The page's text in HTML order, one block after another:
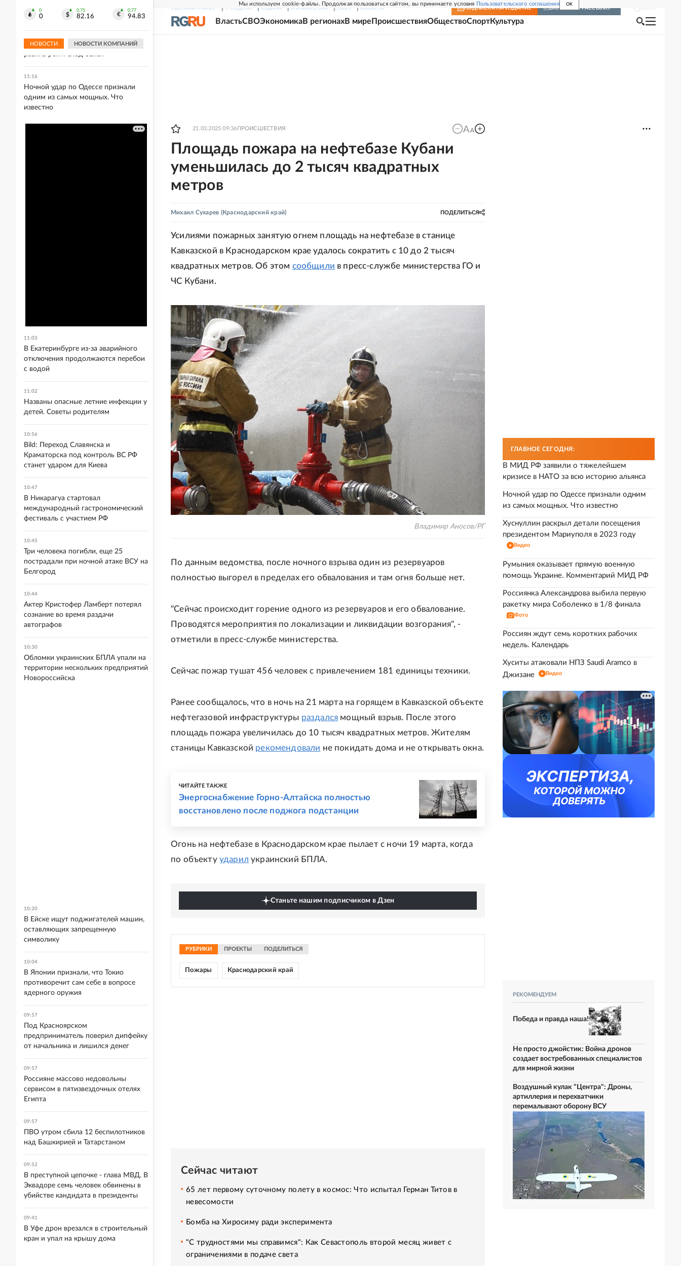
Мы используем cookie-файлы. Продолжая пользоваться сайтом, вы принимаете условия Пользовательского соглашения OK
СВЕЖИЙ НОМЕР РГ-НЕДЕЛЯ РОДИНА ПРИЛОЖЕНИЯ СОЮЗ НОВОСТИ ПОДПИСКА НА ИЗДАНИЕ ВКЛЮЧИТЬ РАССЫЛКУ
ВластьСВОЭкономикаВ регионахВ мире ПроисшествияОбществоСпортКультура
21.03.2025 09:36 ПРОИСШЕСТВИЯ
Площадь пожара на нефтебазе Кубани
уменьшилась до 2 тысяч квадратных
метров
Михаил Сухарев (Краснодарский край) ПОДЕЛИТЬСЯ
Усилиями пожарных занятую огнем площадь на нефтебазе в станице
Кавказской в Краснодарском крае удалось сократить с 10 до 2 тысяч
квадратных метров. Об этом сообщили в пресс-службе министерства ГО и
ЧС Кубани.
Владимир Аносов/РГ
По данным ведомства, после ночного взрыва один из резервуаров
полностью выгорел в пределах его обвалования и там огня больше нет.
"Сейчас происходит горение одного из резервуаров и его обвалование.
Проводятся мероприятия по локализации и ликвидации возгорания", -
отметили в пресс-службе министерства.
Сейчас пожар тушат 456 человек с привлечением 181 единицы техники.
Ранее сообщалось, что в ночь на 21 марта на горящем в Кавказской объекте
нефтегазовой инфраструктуры раздался мощный взрыв. После этого
площадь пожара увеличилась до 10 тысяч квадратных метров. Жителям
станицы Кавказской рекомендовали не покидать дома и не открывать окна.
ЧИТАЙТЕ ТАКЖЕ
Энергоснабжение Горно-Алтайска полностью
восстановлено после поджога подстанции
Огонь на нефтебазе в Краснодарском крае пылает с ночи 19 марта, когда
по объекту ударил украинский БПЛА.
Станьте нашим подписчиком в Дзен
РУБРИКИ ПРОЕКТЫ ПОДЕЛИТЬСЯ
Пожары Краснодарский край
Сейчас читают
65 лет первому суточному полету в космос: Что испытал Герман Титов в
невесомости
Бомба на Хиросиму ради эксперимента
"С трудностями мы справимся": Как Севастополь второй месяц живет с
ограничениями в подаче света
ГЛАВНОЕ СЕГОДНЯ:
В МИД РФ заявили о тяжелейшем
кризисе в НАТО за всю историю альянса
Ночной удар по Одессе признали одним
из самых мощных. Что известно
Хуснуллин раскрыл детали посещения
президентом Мариуполя в 2023 году
Видео
Румыния оказывает прямую военную
помощь Украине. Комментарий МИД РФ
Россиянка Александрова выбила первую
ракетку мира Соболенко в 1/8 финала
Фото
Россиян ждут семь коротких рабочих
недель. Календарь
Хуситы атаковали НПЗ Saudi Aramco в
Джизане
Видео
РЕКОМЕНДУЕМ
Победа и правда наша!
Не просто джойстик: Война дронов
создает востребованных специалистов
для мирной жизни
Воздушный кулак "Центра": Дроны,
артиллерия и перехватчики
перемалывают оборону ВСУ
0
0
0.75
82.16
0.77
94.83
НОВОСТИ НОВОСТИ КОМПАНИЙ
атаки ВСУ по Белгороду
В Северной Осетии прогнозируется
разлив рек и сход селей
11:16
Ночной удар по Одессе признали
одним из самых мощных. Что
известно
11:03
В Екатеринбурге из-за аварийного
отключения продолжаются перебои
с водой
11:02
Названы опасные летние инфекции у
детей. Советы родителям
10:56
Bild: Переход Славянска и
Краматорска под контроль ВС РФ
станет ударом для Киева
10:47
В Никарагуа стартовал
международный гастрономический
фестиваль с участием РФ
10:45
Три человека погибли, еще 25
пострадали при ночной атаке ВСУ на
Белгород
10:44
Актер Кристофер Ламберт потерял
сознание во время раздачи
автографов
10:30
Обломки украинских БПЛА упали на
территории нескольких предприятий
Новороссийска
10:20
В Ейске ищут поджигателей машин,
оставляющих запрещенную
символику
10:04
В Японии признали, что Токио
противоречит сам себе в вопросе
ядерного оружия
09:57
Под Красноярском
предприниматель поверил дипфейку
от начальника и лишился денег
09:57
Россияне массово недовольны
сервисом в пятизвездочных отелях
Египта
09:57
ПВО утром сбила 12 беспилотников
над Башкирией и Татарстаном
09:52
В преступной цепочке - глава МВД. В
Эквадоре семь человек обвинены в
убийстве кандидата в президенты
09:41
В Уфе дрон врезался в строительный
кран и упал на крышу дома